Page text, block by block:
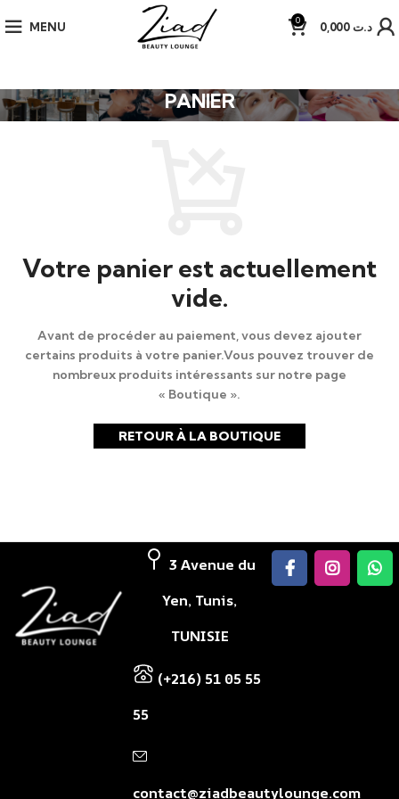
MENU 0 د.ت
PANIER
Votre panier est actuellement
vide.
Avant de procéder au paiement, vous devez ajouter
certains produits à votre panier.Vous pouvez trouver de
nombreux produits intéressants sur notre page
« Boutique ».
RETOUR À LA BOUTIQUE
3 Avenue du
Yen, Tunis,
TUNISIE
(+216) 51 05 55
55
contact@ziadbeautylounge.com